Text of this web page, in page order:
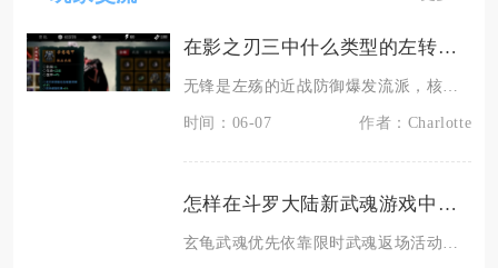
在影之刃三中什么类型的左转职最好
时间：06-07 作者：Charlotte
怎样在斗罗大陆新武魂游戏中获取玄龟